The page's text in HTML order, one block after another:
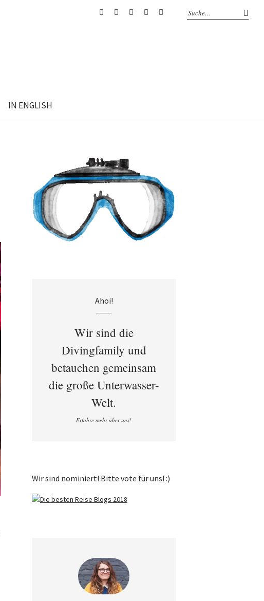
IN ENGLISH
Ahoi!
Wir sind die
Divingfamily und
betauchen gemeinsam
die große Unterwasser-
Welt.
Erfahre mehr über uns!
Wir sind nominiert! Bitte vote für uns! :)